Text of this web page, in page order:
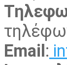
Εmail: